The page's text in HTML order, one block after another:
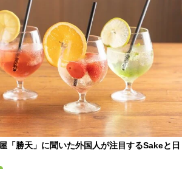
「勝天」に聞いた外国人が注目するSakeと日